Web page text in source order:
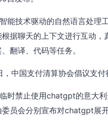
能技术驱动的自然语言处理
据聊天的上下文进行互动
翻译、代码等任务。
中国支付清算协会倡议支
时禁止使用chatgpt的意大
员会分别宣布对chatgpt展开